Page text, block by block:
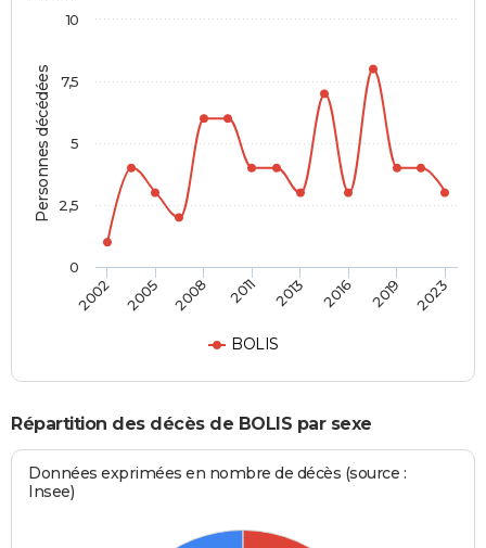
Personnes décédées
BOLIS
2002 2005 2008 2011 2013 2016 2019 2023
0
10
2,5
5
7,5
Répartition des décès de BOLIS par sexe
Données exprimées en nombre de décès (source :
Insee)